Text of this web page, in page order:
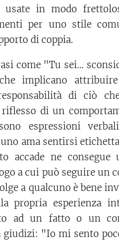
usate in modo
per uno stile
di coppia.
come "Tu sei…
implicano
di ciò
riflesso di un
espressioni
ama sentirsi
accade ne consegue
a cui può seguire un
a qualcuno è bene
propria esperienza
ad un fatto o un
giudizi: "Io mi sento